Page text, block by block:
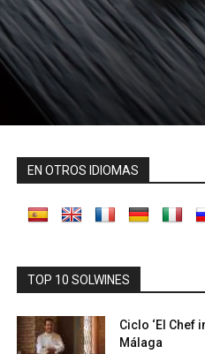
EN OTROS IDIOMAS
TOP 10 SOLWINES
Ciclo ‘El Chef
Málaga